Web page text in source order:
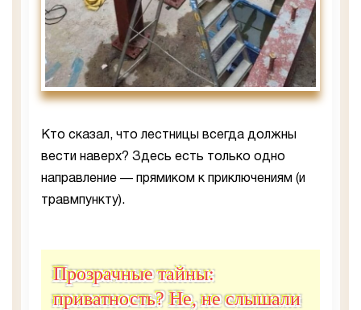
Кто сказал, что лестницы всегда должны
вести наверх? Здесь есть только одно
направление — прямиком к приключениям (и
травмпункту).
Прозрачные тайны:
приватность? Не, не слышали